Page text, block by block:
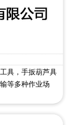
具，手扳葫芦具
等多种作业场